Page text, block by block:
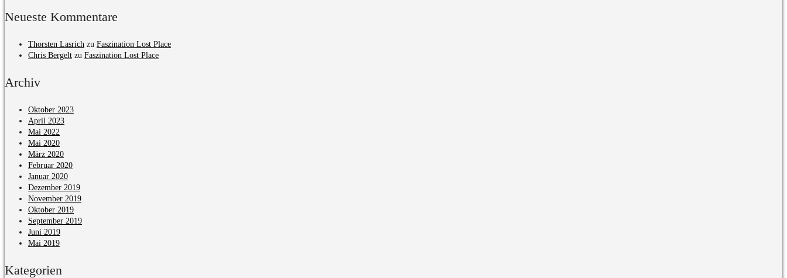
Neueste Kommentare
Thorsten Lasrich zu Faszination Lost Place
Chris Bergelt zu Faszination Lost Place
Archiv
Oktober 2023
April 2023
Mai 2022
Mai 2020
März 2020
Februar 2020
Januar 2020
Dezember 2019
November 2019
Oktober 2019
September 2019
Juni 2019
Mai 2019
Kategorien